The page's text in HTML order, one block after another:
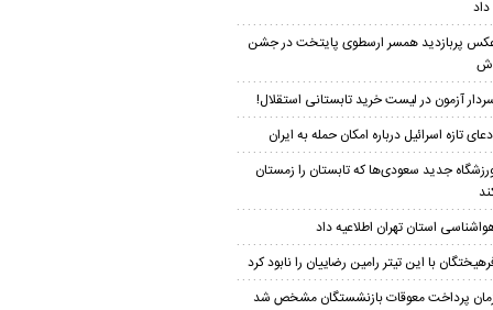
داد
پربازدید همسر ارسطوی پایتخت در جشن
آزمون در لیست خرید تابستانی استقلال!
تازه اسرائیل درباره امکان حمله به ایران
جدید سعودی‌ها که تابستان را زمستان
استان تهران اطلاعیه داد
با این تیتر رامین رضاییان را نابود کرد
پرداخت معوقات بازنشستگان مشخص شد